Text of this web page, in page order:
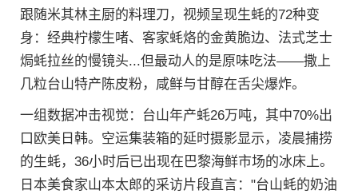
跟随米其林主厨的料理刀，视频呈现生蚝的72种变
身：经典柠檬生啫、客家蚝烙的金黄脆边、法式芝士
焗蚝拉丝的慢镜头...但最动人的是原味吃法——撒上
几粒台山特产陈皮粉，咸鲜与甘醇在舌尖爆炸。
一组数据冲击视觉：台山年产蚝26万吨，其中70%出
口欧美日韩。空运集装箱的延时摄影显示，凌晨捕捞
的生蚝，36小时后已出现在巴黎海鲜市场的冰床上。
日本美食家山本太郎的采访片段直言："台山蚝的奶油